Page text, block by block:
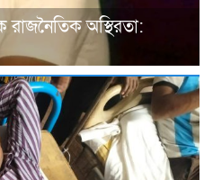
রাজনৈতিক অস্থিরতা: